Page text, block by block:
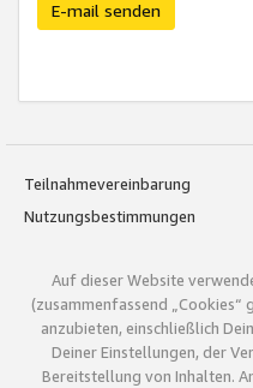
E-mail senden
Teilnahmevereinbarung
Nutzungsbestimmungen
Auf dieser Website
(zusammenfassend „Cookies“
anzubieten, einschließlich
Deiner Einstellungen, der
Bereitstellung von Inhalten.